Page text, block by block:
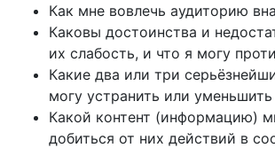
Как мне вовлечь аудиторию
Каковы достоинства и
их слабость, и что я могу
Какие два или три
могу устранить или уменьшить
Какой контент (информацию)
добиться от них действий в